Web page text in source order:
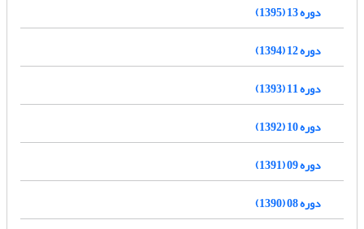
دوره 13 (1395)
دوره 12 (1394)
دوره 11 (1393)
دوره 10 (1392)
دوره 09 (1391)
دوره 08 (1390)